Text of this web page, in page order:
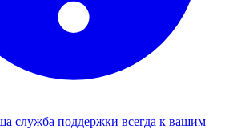
служба поддержки всегда к вашим